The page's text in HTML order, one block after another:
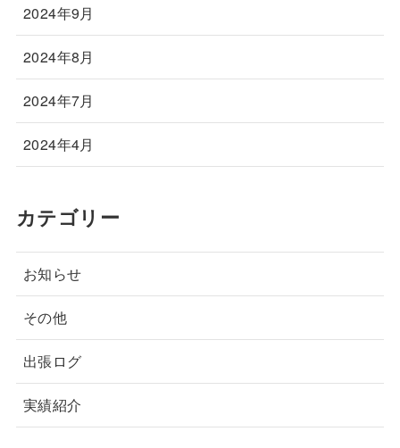
2024年9月
2024年8月
2024年7月
2024年4月
カテゴリー
お知らせ
その他
出張ログ
実績紹介